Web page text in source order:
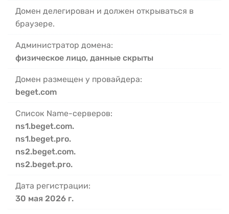
Домен делегирован и должен открываться в
браузере.
Администратор домена:
физическое лицо, данные скрыты
Домен размещен у провайдера:
beget.com
Список Name-серверов:
ns1.beget.com.
ns1.beget.pro.
ns2.beget.com.
ns2.beget.pro.
Дата регистрации:
30 мая 2026 г.